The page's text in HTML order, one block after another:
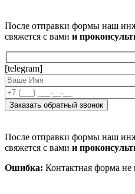
После отправки формы наш
свяжется с вами и
[telegram]
После отправки формы наш
свяжется с вами и
Ошибка: Контактная форма не